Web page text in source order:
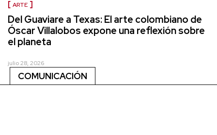
ARTE
Del Guaviare a Texas: El arte colombiano de
Óscar Villalobos expone una reflexión sobre
el planeta
julio 28, 2026
COMUNICACIÓN